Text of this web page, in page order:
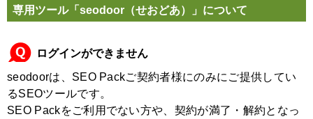
専用ツール「seodoor（せおどあ）」について
ログインができません
seodoorは、SEO Packご契約者様にのみにご提供してい
るSEOツールです。
SEO Packをご利用でない方や、契約が満了・解約となっ